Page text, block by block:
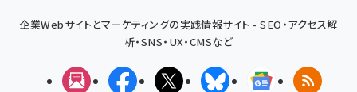
企業Webサイトとマーケティングの実践情報サイト - SEO・アクセス解
析・SNS・UX・CMSなど
メルマガFacebookX(エックス)BlueskyGoogleニュ
RSS